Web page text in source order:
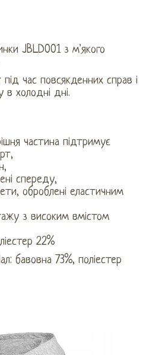
JBLD001 з м'якого
час повсякденних справ і
в холодні дні.
частина підтримує
спереду,
оброблені еластичним
з високим вмістом
22%
бавовна 73%, поліестер